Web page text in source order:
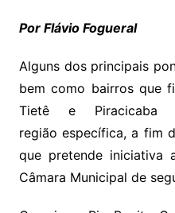
Por Flávio Fogueral
Alguns dos principais
bem como bairros que
Tietê e Piracicaba
região específica, a fim
que pretende iniciativa
Câmara Municipal de